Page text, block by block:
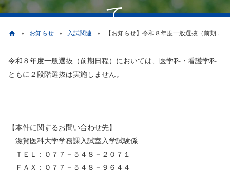
ツ
て
パ
ず
home お知らせ 入試関連 【お知らせ】令和８年度一般選抜（前期日程）における２段階選抜の実施について
令和８年度一般選抜（前期日程）においては、医学科・看護学科
ともに２段階選抜は実施しません。
【本件に関するお問い合わせ先】
滋賀医科大学学務課入試室入学試験係
ＴＥＬ：０７７－５４８－２０７１
ＦＡＸ：０７７－５４８－９６４４